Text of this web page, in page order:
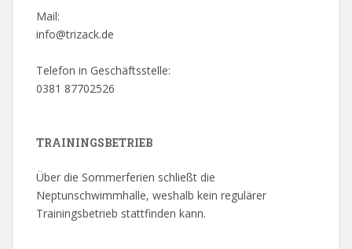
Mail:
info@trizack.de
Telefon in Geschäftsstelle:
0381 87702526
TRAININGSBETRIEB
Über die Sommerferien schließt die
Neptunschwimmhalle, weshalb kein regulärer
Trainingsbetrieb stattfinden kann.